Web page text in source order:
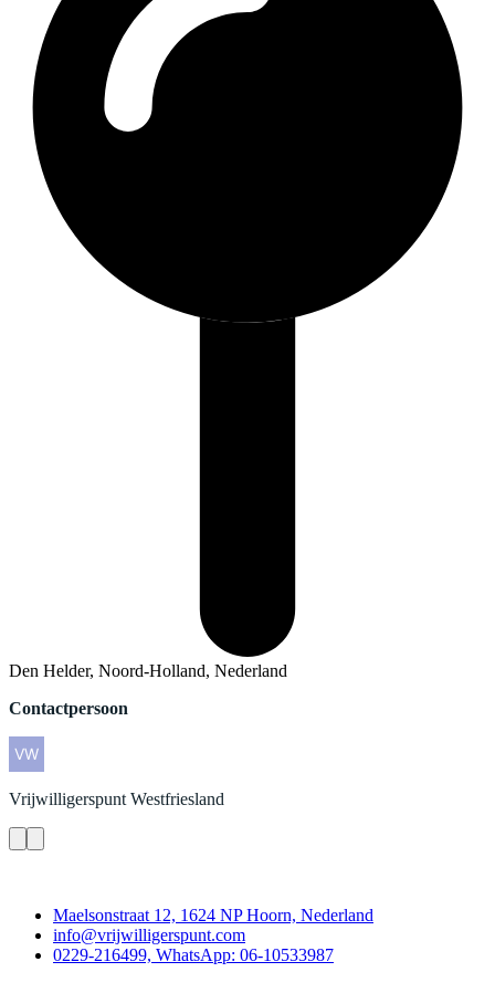
Den Helder, Noord-Holland, Nederland
Contactpersoon
Vrijwilligerspunt Westfriesland
Maelsonstraat 12, 1624 NP Hoorn, Nederland
info@vrijwilligerspunt.com
0229-216499, WhatsApp: 06-10533987